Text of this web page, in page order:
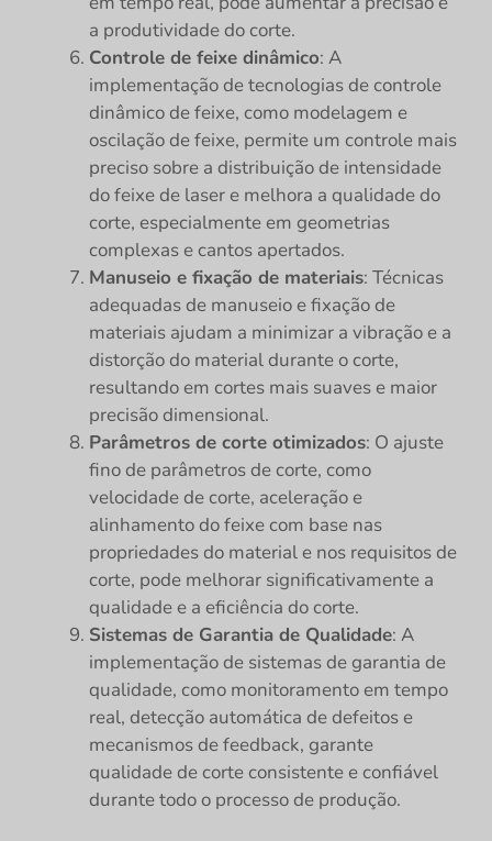
a produtividade do corte.
Controle de feixe dinâmico: A
implementação de tecnologias de controle
dinâmico de feixe, como modelagem e
oscilação de feixe, permite um controle mais
preciso sobre a distribuição de intensidade
do feixe de laser e melhora a qualidade do
corte, especialmente em geometrias
complexas e cantos apertados.
Manuseio e fixação de materiais: Técnicas
adequadas de manuseio e fixação de
materiais ajudam a minimizar a vibração e a
distorção do material durante o corte,
resultando em cortes mais suaves e maior
precisão dimensional.
Parâmetros de corte otimizados: O ajuste
fino de parâmetros de corte, como
velocidade de corte, aceleração e
alinhamento do feixe com base nas
propriedades do material e nos requisitos de
corte, pode melhorar significativamente a
qualidade e a eficiência do corte.
Sistemas de Garantia de Qualidade: A
implementação de sistemas de garantia de
qualidade, como monitoramento em tempo
real, detecção automática de defeitos e
mecanismos de feedback, garante
qualidade de corte consistente e confiável
durante todo o processo de produção.